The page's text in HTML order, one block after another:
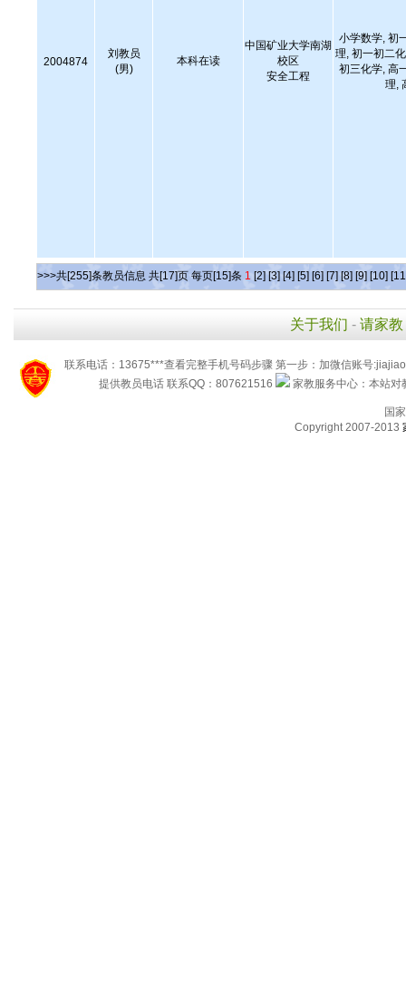
2004874
刘教员
(男)
本科在读
中国矿业大学南湖
校区
安全工程
小学数学, 初
理, 初一初二
初三化学, 高
理,
>>>共[255]条教员信息 共[17]页 每页[15]条 1 [2] [3] [4] [5] [6] [7] [8] [9] [10]
关于我们 - 请家教
联系电话：13675***查看完整手机号码步骤 第一步：加微信账号
提供教员电话 联系QQ：807621516
家教服务中心：本站
国
Copyright 2007-2013